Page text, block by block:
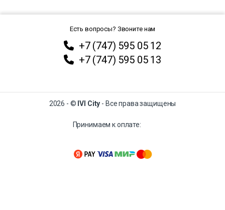
Есть вопросы? Звоните нам
+7 (747) 595 05 12
+7 (747) 595 05 13
2026 - © IVI City - Все права защищены
Принимаем к оплате: